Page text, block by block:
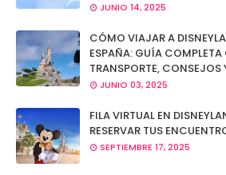
JUNIO 14, 2025
CÓMO VIAJAR A
ESPAÑA: GUÍA
TRANSPORTE, CONSEJOS
JUNIO 03, 2025
FILA VIRTUAL EN
RESERVAR TUS
SEPTIEMBRE 17, 2025